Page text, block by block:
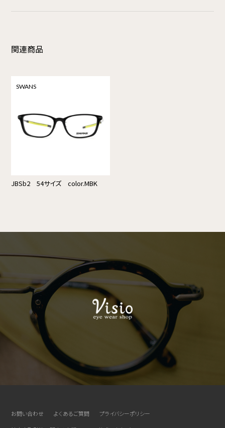
関連商品
SWANS
JBSb2 54サイズ color.MBK
お問い合わせ よくあるご質問
プライバシーポリシー